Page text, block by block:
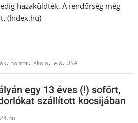
hazaküldték. A rendőrség még
(Index.hu)
, horror, iskola, lelő, USA
egy 13 éves (!) sofőrt,
szállított kocsijában